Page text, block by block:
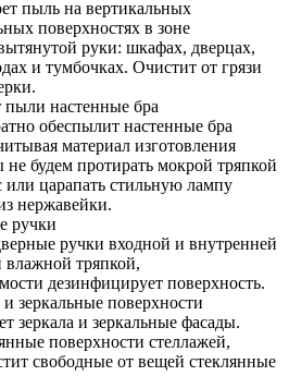
пыль на вертикальных
поверхностях в зоне
руки: шкафах, дверцах,
и тумбочках. Очистит от грязи
пыли настенные бра
обеспылит настенные бра
материал изготовления
будем протирать мокрой тряпкой
царапать стильную лампу
нержавейки.
ручки
ручки входной и внутренней
влажной тряпкой,
дезинфицирует поверхность.
зеркальные поверхности
зеркала и зеркальные фасады.
поверхности стеллажей,
свободные от вещей стеклянные